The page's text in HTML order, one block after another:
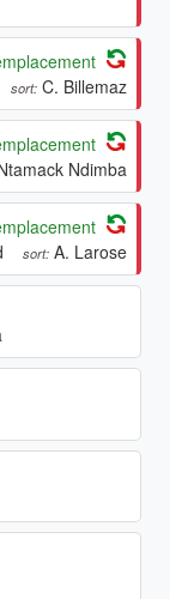
sort: C. Billemaz
Ndimba
sort: A. Larose